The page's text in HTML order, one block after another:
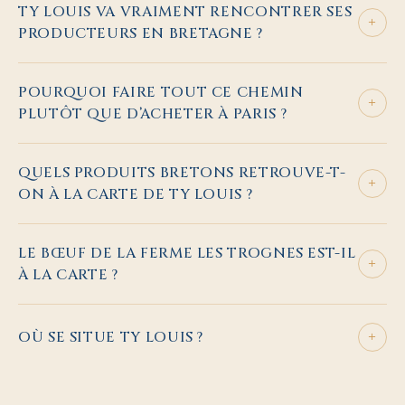
TY LOUIS VA VRAIMENT RENCONTRER SES
PRODUCTEURS EN BRETAGNE ?
+
POURQUOI FAIRE TOUT CE CHEMIN
PLUTÔT QUE D’ACHETER À PARIS ?
+
QUELS PRODUITS BRETONS RETROUVE-T-
ON À LA CARTE DE TY LOUIS ?
+
LE BŒUF DE LA FERME LES TROGNES EST-IL
À LA CARTE ?
+
OÙ SE SITUE TY LOUIS ? +